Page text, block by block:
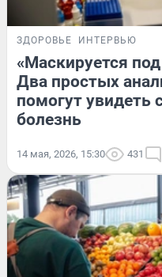
ЗДОРОВЬЕ ИНТЕРВЬЮ
«Маскируется
Два простых
помогут увидеть
болезнь
14 мая, 2026, 15:30 431